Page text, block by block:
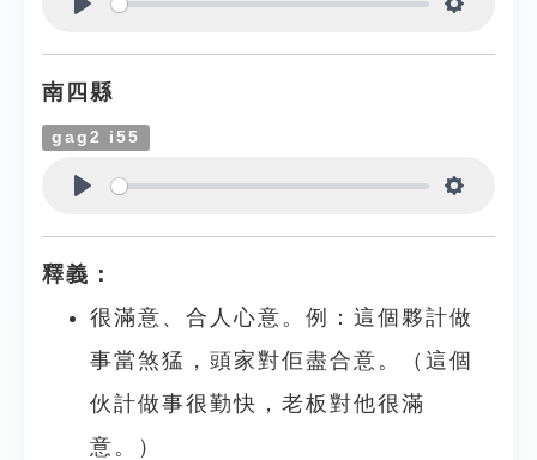
南四縣
gag2 i55
釋義：
很滿意、合人心意。例：這個夥計做
事當煞猛，頭家對佢盡合意。（這個
伙計做事很勤快，老板對他很滿
意。）